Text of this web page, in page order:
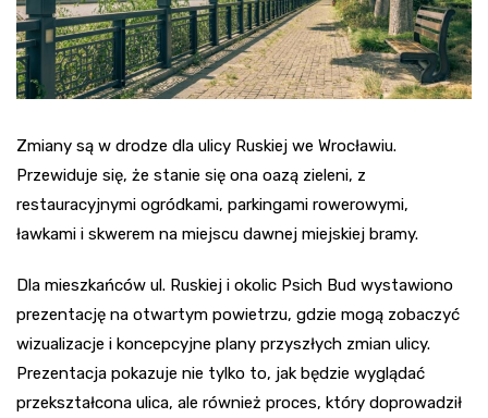
Zmiany są w drodze dla ulicy Ruskiej we Wrocławiu.
Przewiduje się, że stanie się ona oazą zieleni, z
restauracyjnymi ogródkami, parkingami rowerowymi,
ławkami i skwerem na miejscu dawnej miejskiej bramy.
Dla mieszkańców ul. Ruskiej i okolic Psich Bud wystawiono
prezentację na otwartym powietrzu, gdzie mogą zobaczyć
wizualizacje i koncepcyjne plany przyszłych zmian ulicy.
Prezentacja pokazuje nie tylko to, jak będzie wyglądać
przekształcona ulica, ale również proces, który doprowadził